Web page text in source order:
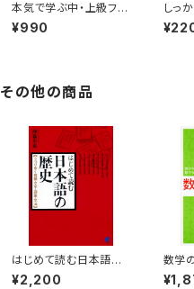
本気で学ぶ中・上級フラ
ンス語 別売CD（3枚
セット）
¥990
しっ
語 付
その他の商品
はじめて読む日本語の
歴史
¥2,200
数学
テキ